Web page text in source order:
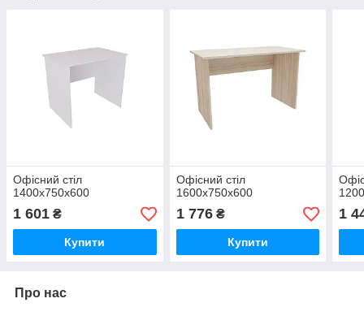
Офісний стіл
1400х750х600
1 601 ₴
Купити
Офісний стіл
1600х750х600
1 776₴
Купити
1
Про нас